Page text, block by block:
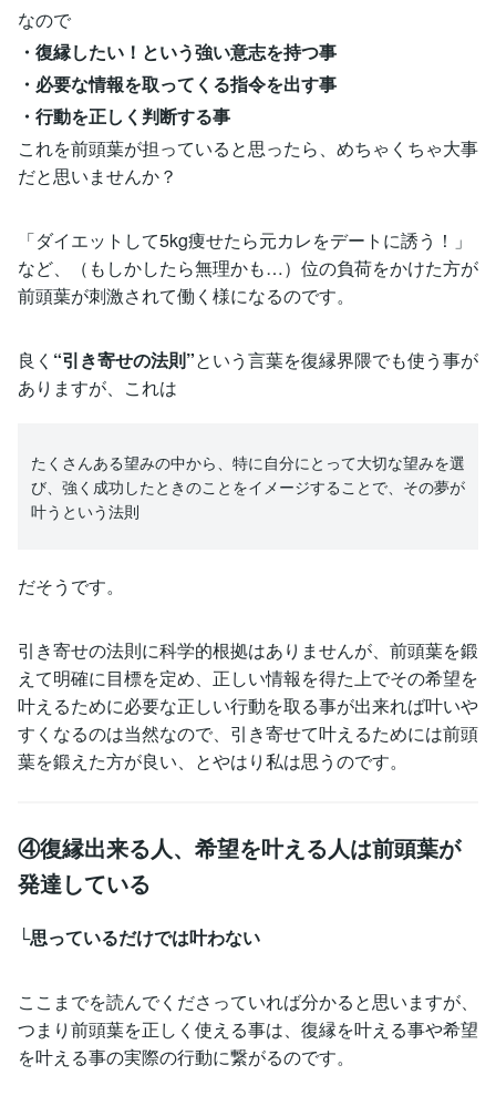
なので
・復縁したい！という強い意志を持つ事
・必要な情報を取ってくる指令を出す事
・行動を正しく判断する事
これを前頭葉が担っていると思ったら、めちゃくちゃ大事
だと思いませんか？
「ダイエットして5kg痩せたら元カレをデートに誘う！」
など、（もしかしたら無理かも…）位の負荷をかけた方が
前頭葉が刺激されて働く様になるのです。
良く “引き寄せの法則”という言葉を復縁界隈でも使う事が
ありますが、これは
たくさんある望みの中から、特に自分にとって大切な望みを選
び、強く成功したときのことをイメージすることで、その夢が
叶うという法則
だそうです。
引き寄せの法則に科学的根拠はありませんが、前頭葉を鍛
えて明確に目標を定め、正しい情報を得た上でその希望を
叶えるために必要な正しい行動を取る事が出来れば叶いや
すくなるのは当然なので、引き寄せて叶えるためには前頭
葉を鍛えた方が良い、とやはり私は思うのです。
④復縁出来る人、希望を叶える人は前頭葉が
発達している
└思っているだけでは叶わない
ここまでを読んでくださっていれば分かると思いますが、
つまり前頭葉を正しく使える事は、復縁を叶える事や希望
を叶える事の実際の行動に繋がるのです。